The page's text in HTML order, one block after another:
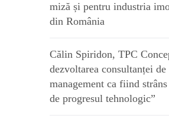
miză și pentru industria
din România
Călin Spiridon, TPC
dezvoltarea consultanței de
management ca fiind
de progresul tehnologic”